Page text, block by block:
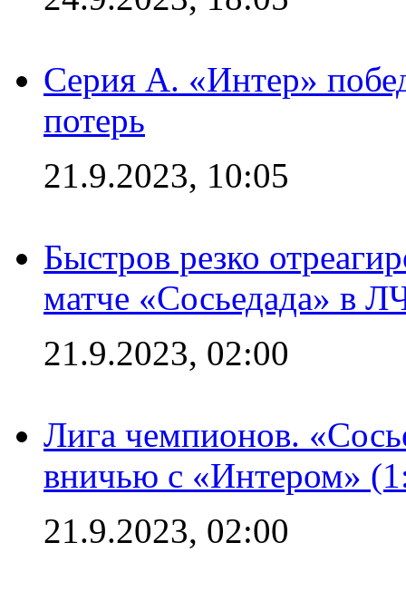
Серия А. «Интер»
потерь
21.9.2023, 10:05
Быстров резко
матче «Сосьедада» в
21.9.2023, 02:00
Лига чемпионов.
вничью с «Интером»
21.9.2023, 02:00